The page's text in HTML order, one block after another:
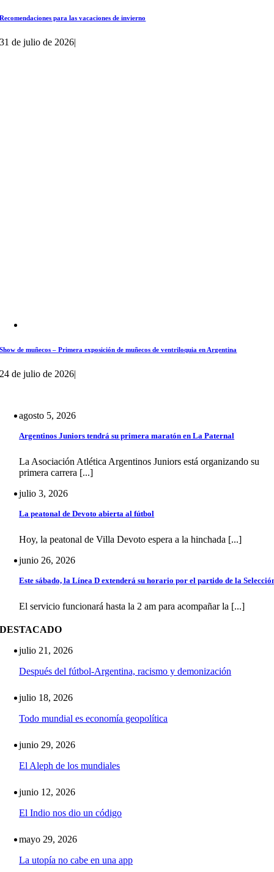
Recomendaciones para las vacaciones de invierno
31 de julio de 2026|
Show de muñecos – Primera exposición de muñecos de ventriloquia en Argentina
24 de julio de 2026|
agosto 5, 2026
Argentinos Juniors tendrá su primera maratón en La Paternal
La Asociación Atlética Argentinos Juniors está organizando su
primera carrera [...]
julio 3, 2026
La peatonal de Devoto abierta al fútbol
Hoy, la peatonal de Villa Devoto espera a la hinchada [...]
junio 26, 2026
Este sábado, la Línea D extenderá su horario por el partido de la
El servicio funcionará hasta la 2 am para acompañar la [...]
DESTACADO
julio 21, 2026
Después del fútbol-Argentina, racismo y demonización
julio 18, 2026
Todo mundial es economía geopolítica
junio 29, 2026
El Aleph de los mundiales
junio 12, 2026
El Indio nos dio un código
mayo 29, 2026
La utopía no cabe en una app